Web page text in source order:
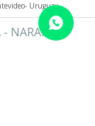
NARANJA
Uruguay